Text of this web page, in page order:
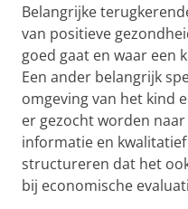
Belangrijke
van positieve
goed gaat en waar een
Een ander belangrijk
omgeving van het kind
er gezocht worden
informatie en
structureren dat het
bij economische